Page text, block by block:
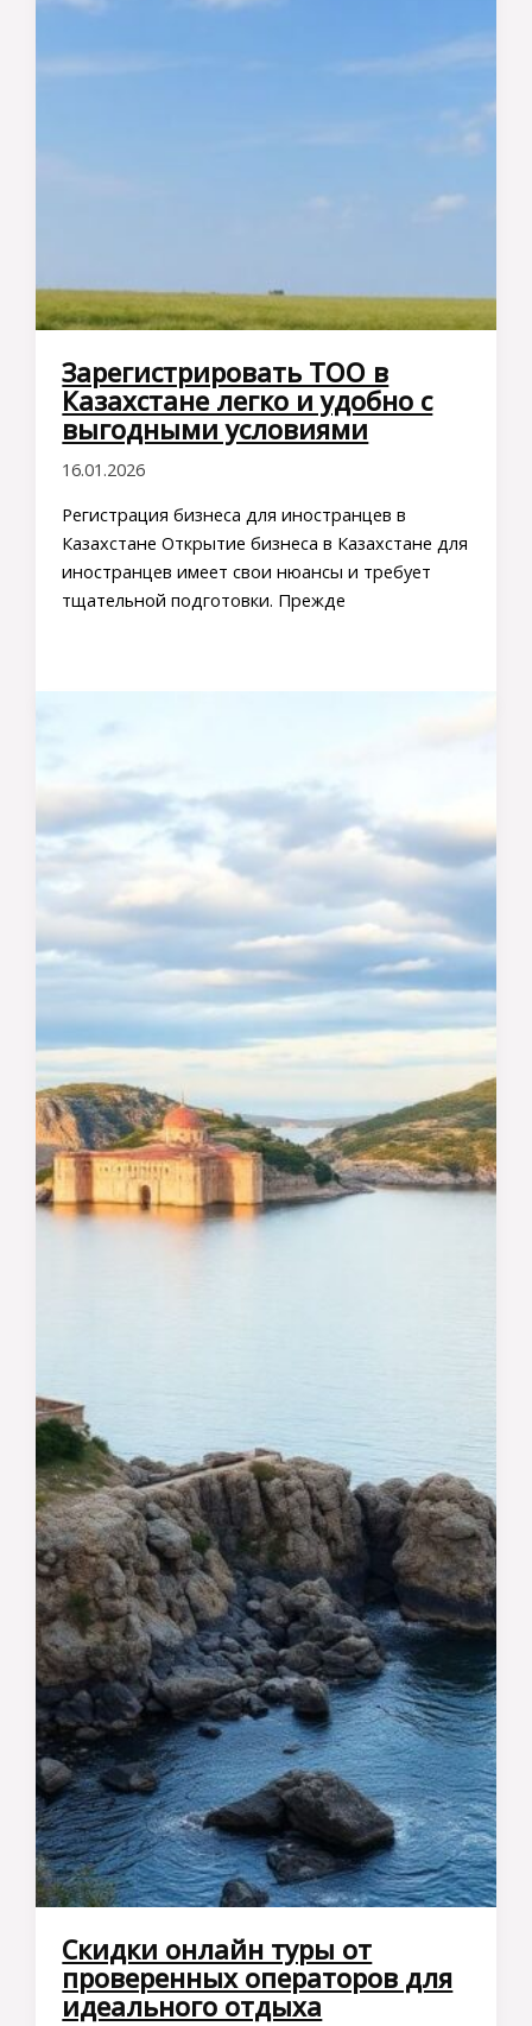
Зарегистрировать ТОО в
Казахстане легко и удобно с
выгодными условиями
16.01.2026
Регистрация бизнеса для иностранцев в
Казахстане Открытие бизнеса в Казахстане для
иностранцев имеет свои нюансы и требует
тщательной подготовки. Прежде
Скидки онлайн туры от
проверенных операторов для
идеального отдыха